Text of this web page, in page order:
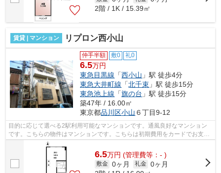
2階 / 1K / 15.39㎡
賃貸 | マンション リプロン西小山
仲手半額 敷0 礼0
6.5万円
東急目黒線 「西小山 」駅 徒歩4分
東急大井町線 「北千束 」駅 徒歩15分
東急池上線 「旗の台 」駅 徒歩15分
築47年 / 16.00㎡
東京都品川区小山 ６丁目9-12
目的に応じて選べる2駅利用可能なマンションです。通風良好なマンション
です。こちらの物件はマンションです。こちらは初期費用をカードでお支払
いいただける物件なので、支払い手続き...
6.5万円 (管理費等：- )
敷金 0ヶ月 礼金 0ヶ月